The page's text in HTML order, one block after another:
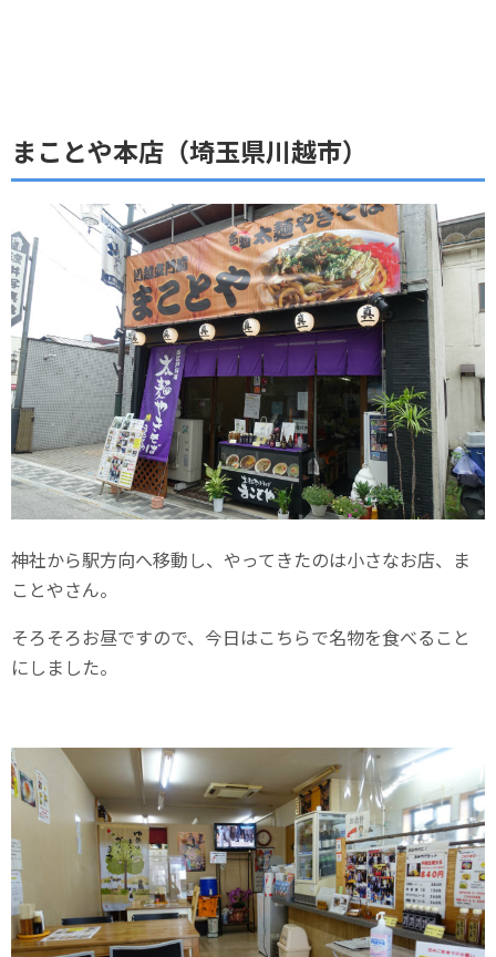
まことや本店（埼玉県川越市）
神社から駅方向へ移動し、やってきたのは小さなお店、ま
ことやさん。
そろそろお昼ですので、今日はこちらで名物を食べること
にしました。